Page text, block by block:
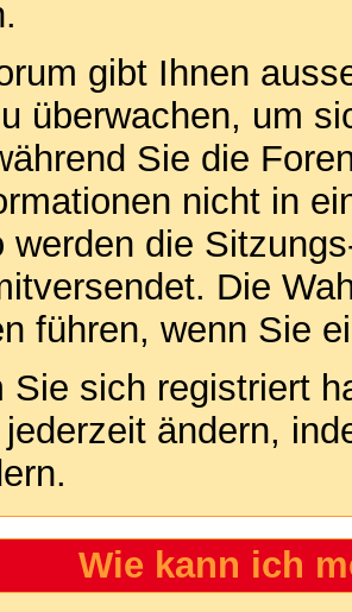
gibt Ihnen
überwachen, um
Sie die
nicht in
werden die
Die
führen, wenn Sie
Sie sich registriert
ändern,
Wie kann ich